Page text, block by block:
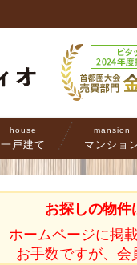
house
一戸建て
mansion
マンショ
お探しの物件
ホームページに掲
お手数ですが、会